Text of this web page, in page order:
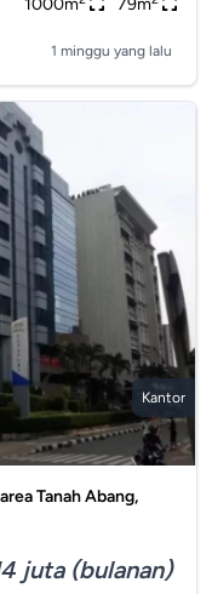
1000m
79m
1 minggu yang lalu
Kantor
Tanah Abang,
juta (bulanan)